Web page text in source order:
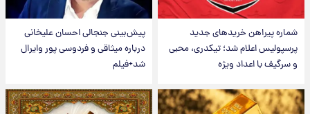
شماره پیراهن خریدهای جدید
پرسپولیس اعلام شد؛ تیکدری، محبی
و سرگیف با اعداد ویژه
پیش‌بینی جنجالی احسان علیخانی
درباره میثاقی و فردوسی پور وایرال
شد+فیلم